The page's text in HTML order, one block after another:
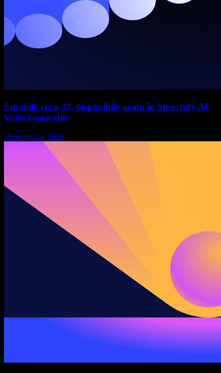
Emoțiile vocii AI, disponibile acum în Speechify AI
Voice Generator
19 decembrie 2024